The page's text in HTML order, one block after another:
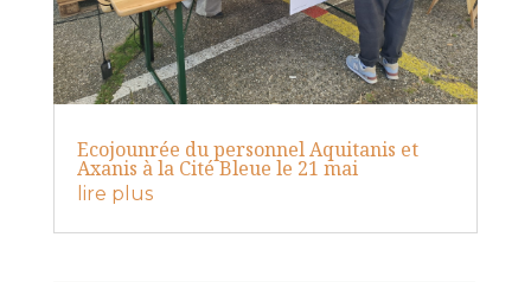
Ecojounrée du personnel Aquitanis et
Axanis à la Cité Bleue le 21 mai
lire plus